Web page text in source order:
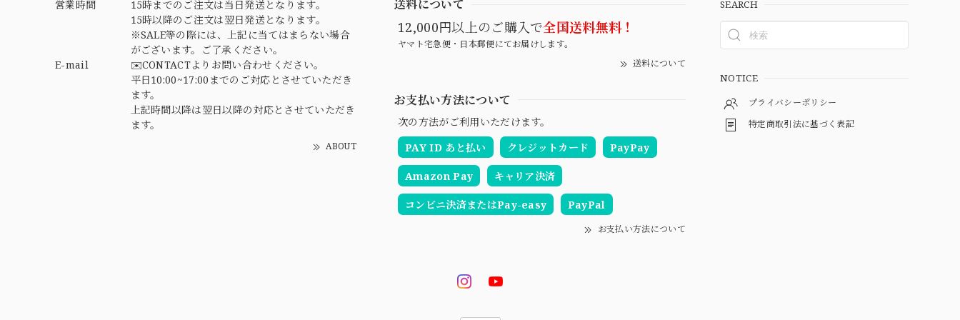
営業時間
15時までのご注文は当日発送となります。
15時以降のご注文は翌日発送となります。
※SALE等の際には、上記に当てはまらない場合
がございます。ご了承ください。
E-mail
✉️CONTACTよりお問い合わせください。
平日10:00~17:00までのご対応とさせていただき
ます。
上記時間以降は翌日以降の対応とさせていただき
ます。
ABOUT
送料について
12,000円以上のご購入で全国送料無料！
ヤマト宅急便・日本郵便にてお届けします。
送料について
お支払い方法について
次の方法がご利用いただけます。
PAY ID あと払い
クレジットカード PayPay
Amazon Pay キャリア決済
コンビニ決済またはPay-easy PayPal
お支払い方法について
SEARCH
NOTICE
プライバシーポリシー
特定商取引法に基づく表記